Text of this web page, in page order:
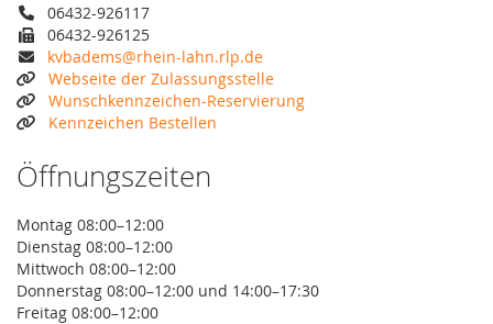
06432-926117
06432-926125
kvbadems@rhein-lahn.rlp.de
Webseite der Zulassungsstelle
Wunschkennzeichen-Reservierung
Kennzeichen Bestellen
Öffnungszeiten
Montag 08:00–12:00
Dienstag 08:00–12:00
Mittwoch 08:00–12:00
Donnerstag 08:00–12:00 und 14:00–17:30
Freitag 08:00–12:00